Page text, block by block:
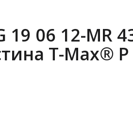
19 06 12-MR
T-Max® P